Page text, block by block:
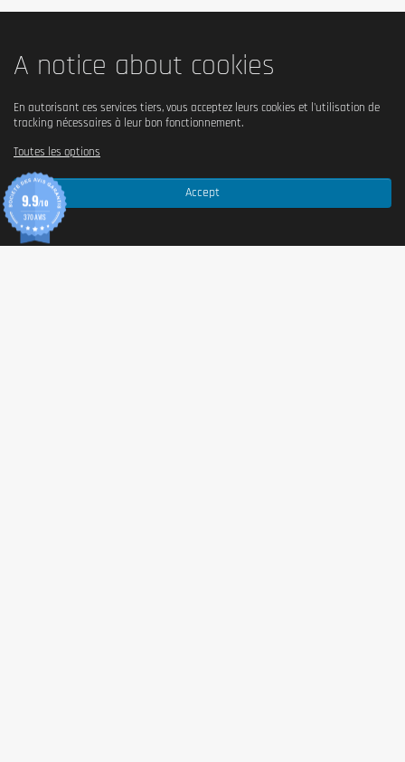
A notice about cookies
Accept
En autorisant ces services tiers, vous acceptez leurs cookies et l'utilisation de
tracking nécessaires à leur bon fonctionnement.
Toutes les options
9.9/10
370 AVIS